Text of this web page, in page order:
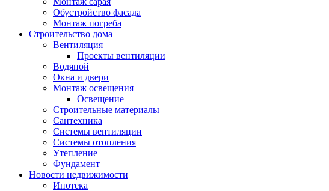
Обустройство фасада
Монтаж погреба
Строительство дома
Вентиляция
Проекты вентиляции
Водяной
Окна и двери
Монтаж освещения
Освещение
Строительные материалы
Сантехника
Системы вентиляции
Системы отопления
Утепление
Фундамент
Новости недвижимости
Ипотека